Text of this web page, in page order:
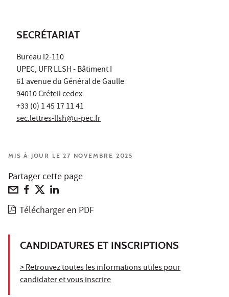
SECRÉTARIAT
Bureau i2-110
UPEC, UFR LLSH - Bâtiment I
61 avenue du Général de Gaulle
94010 Créteil cedex
+33 (0) 1 45 17 11 41
sec.lettres-llsh@u-pec.fr
MIS À JOUR LE 27 NOVEMBRE 2025
Partager cette page
Télécharger en PDF
CANDIDATURES ET INSCRIPTIONS
> Retrouvez toutes les informations utiles pour
candidater et vous inscrire